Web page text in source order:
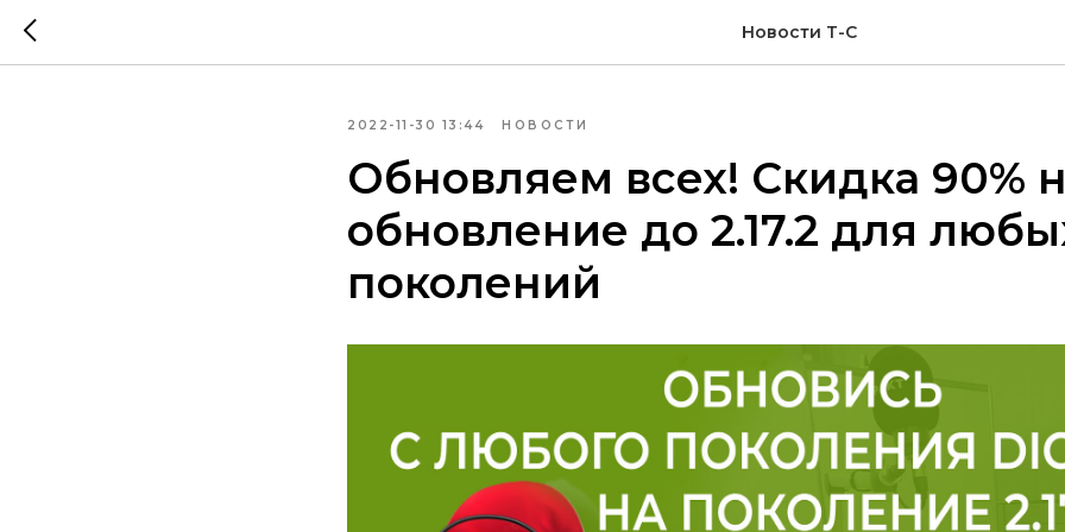
Новости Т-С
2022-11-30 13:44 НОВОСТИ
Обновляем всех! Скидка 90%
обновление до 2.17.2 для
поколений